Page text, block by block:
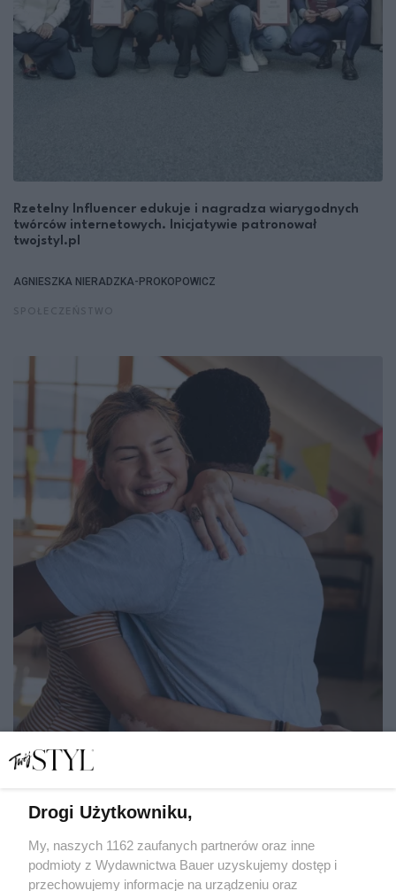
Rzetelny Influencer edukuje i nagradza wiarygodnych
twórców internetowych. Inicjatywie patronował
twojstyl.pl
AGNIESZKA NIERADZKA-PROKOPOWICZ
torebkach prezentowych wręcza oliwę z oliwek!
AGNIESZKA NIERADZKA-PROKOPOWICZ
Drogi Użytkowniku,
My, naszych 1162 zaufanych partnerów oraz inne
podmioty z Wydawnictwa Bauer uzyskujemy dostęp i
przechowujemy informacje na urządzeniu oraz